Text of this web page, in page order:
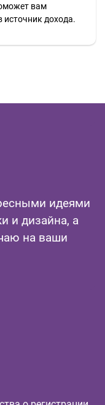
вам
источник дохода.
идеями
и дизайна, а
на ваши